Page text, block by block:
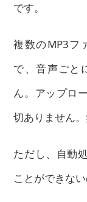
です。
複数のMP3フ
で、音声ごと
ん。アップロ
切ありません
ただし、自動
ことができな